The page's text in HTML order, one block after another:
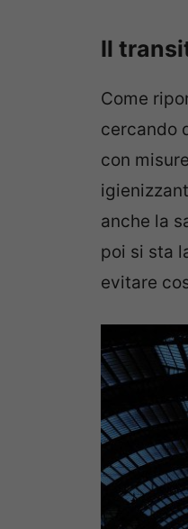
Il
Come
cercando
con
anche la
poi si sta
evitare